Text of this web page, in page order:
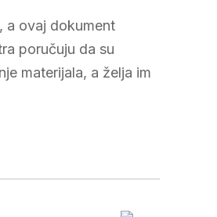
a ovaj dokument
poručuju da su
materijala, a želja im